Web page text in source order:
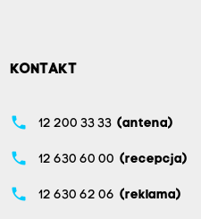
KONTAKT
phone 12 200 33 33 (antena)
phone 12 630 60 00 (recepcja)
phone 12 630 62 06 (reklama)